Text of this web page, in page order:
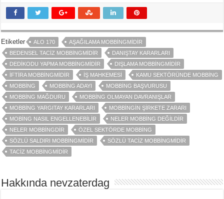
Etiketler ALO 170
AŞAĞILAMA MOBBINGMIDIR
BEDENSEL TACIZ MOBBINGMIDIR
DANIŞTAY KARARLARI
DEDIKODU YAPMA MOBBINGMIDIR
DIŞLAMA MOBBINGMIDIR
İFTIRA MOBBINGMIDIR
İŞ MAHKEMESI
KAMU SEKTÖRÜNDE MOBBING
MOBBING
MOBBING ADAYI
MOBBING BAŞVURUSU
MOBBING MAĞDURU
MOBBING OLMAYAN DAVRANIŞLAR
MOBBING YARGITAY KARARLARI
MOBBINGIN ŞIRKETE ZARARI
MOBING NASIL ENGELLENEBILIR
NELER MOBBING DEĞILDIR
NELER MOBBINGDIR
ÖZEL SEKTÖRDE MOBBING
SÖZLÜ SALDIRI MOBBINGMIDIR
SÖZLÜ TACIZ MOBBINGMIDIR
TACIZ MOBBINGMIDIR
Hakkında nevzaterdag